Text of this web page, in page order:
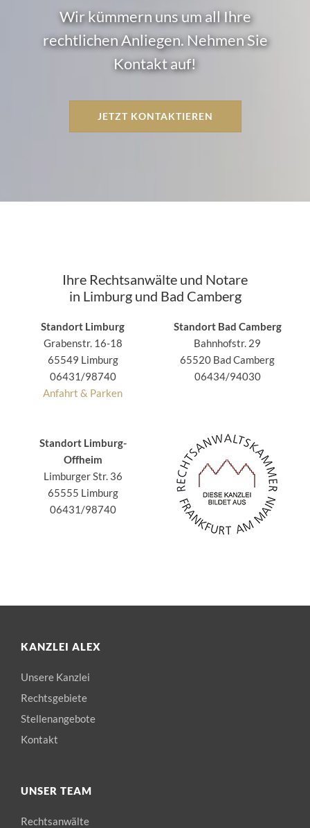
Wir kümmern uns um all Ihre
rechtlichen Anliegen. Nehmen Sie
Kontakt auf!
JETZT KONTAKTIEREN
Ihre Rechtsanwälte und Notare
in Limburg und Bad Camberg
Standort Limburg
Grabenstr. 16-18
65549 Limburg
06431/98740
Anfahrt & Parken
Standort Bad Camberg
Bahnhofstr. 29
65520 Bad Camberg
06434/94030
Standort Limburg-
Offheim
Limburger Str. 36
65555 Limburg
06431/98740
KANZLEI ALEX
Unsere Kanzlei
Rechtsgebiete
Stellenangebote
Kontakt
UNSER TEAM
Rechtsanwälte